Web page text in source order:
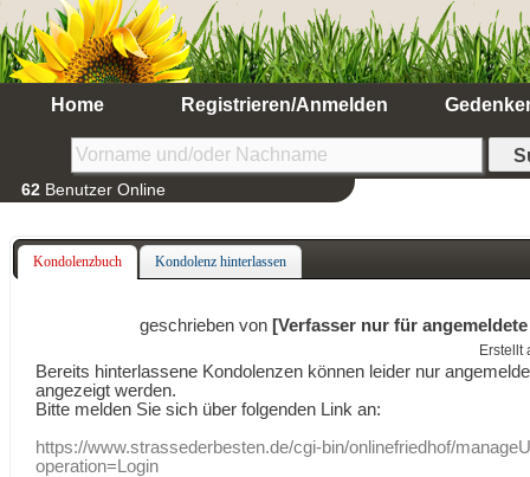
Home Registrieren/Anmelden
62 Benutzer Online
Kondolenzbuch Kondolenz hinterlassen
geschrieben von [Verfasser nur für
Erstellt
Bereits hinterlassene Kondolenzen können leider nur
angezeigt werden.
Bitte melden Sie sich über folgenden Link an:
https://www.strassederbesten.de/cgi-bin/onlinefriedhof/
operation=Login